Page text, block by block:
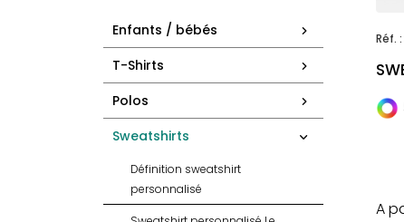
Réf. :
A
Enfants / bébés
T-Shirts
Polos
Sweatshirts
Définition sweatshirt
personnalisé